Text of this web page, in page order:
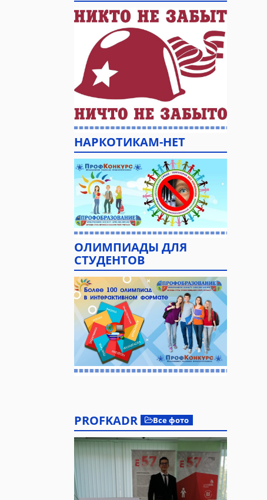
НАРКОТИКАМ-НЕТ
ОЛИМПИАДЫ ДЛЯ
СТУДЕНТОВ
PROFKADR Все фото